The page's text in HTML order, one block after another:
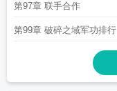
第97章 联手合作
第99章 破碎之域军功排行